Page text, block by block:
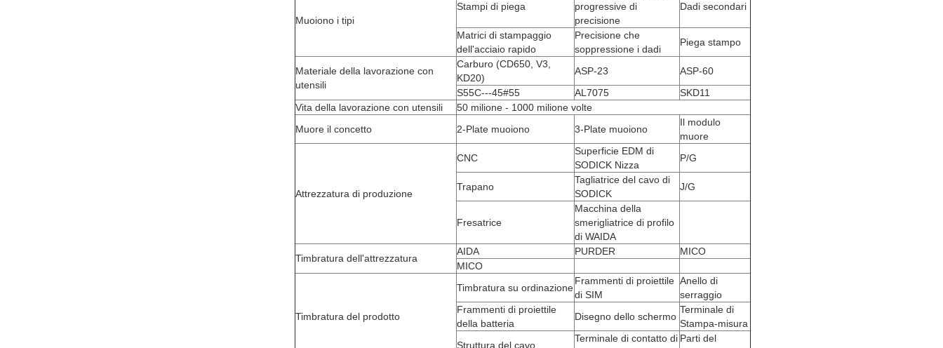
Muoiono i tipi
Stampi di piega
progressive di
precisione
Dadi secondari
Matrici di stampaggio
dell'acciaio rapido
Precisione che
soppressione i dadi
Piega stampo
Materiale della lavorazione con
utensili
Carburo (CD650, V3,
KD20)
ASP-23
ASP-60
S55C---45#55
AL7075
SKD11
Vita della lavorazione con utensili
50 milione - 1000 milione volte
Muore il concetto
2-Plate muoiono 3-Plate muoiono
Il modulo
muore
Attrezzatura di produzione
CNC
Superficie EDM di
SODICK Nizza
P/G
Trapano
Tagliatrice del cavo di
SODICK
J/G
Fresatrice
Macchina della
smerigliatrice di profilo
di WAIDA
Timbratura dell'attrezzatura
AIDA PURDER
MICO
MICO
Timbratura del prodotto
Timbratura su ordinazione
Frammenti di proiettile
di SIM
Anello di
serraggio
Frammenti di proiettile
della batteria
Disegno dello schermo
Terminale di
Stampa-misura
Struttura del cavo
Terminale di contatto di Parti del